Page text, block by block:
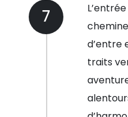
7
d’entre
traits